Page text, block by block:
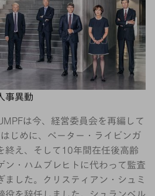
事異動
は今、経営委員会を再編して
じめに、ペーター・ライビンガ
終え、そして10年間在任後高齢
ン・ハムブレヒトに代わって監査
ました。クリスティアン・シュミ